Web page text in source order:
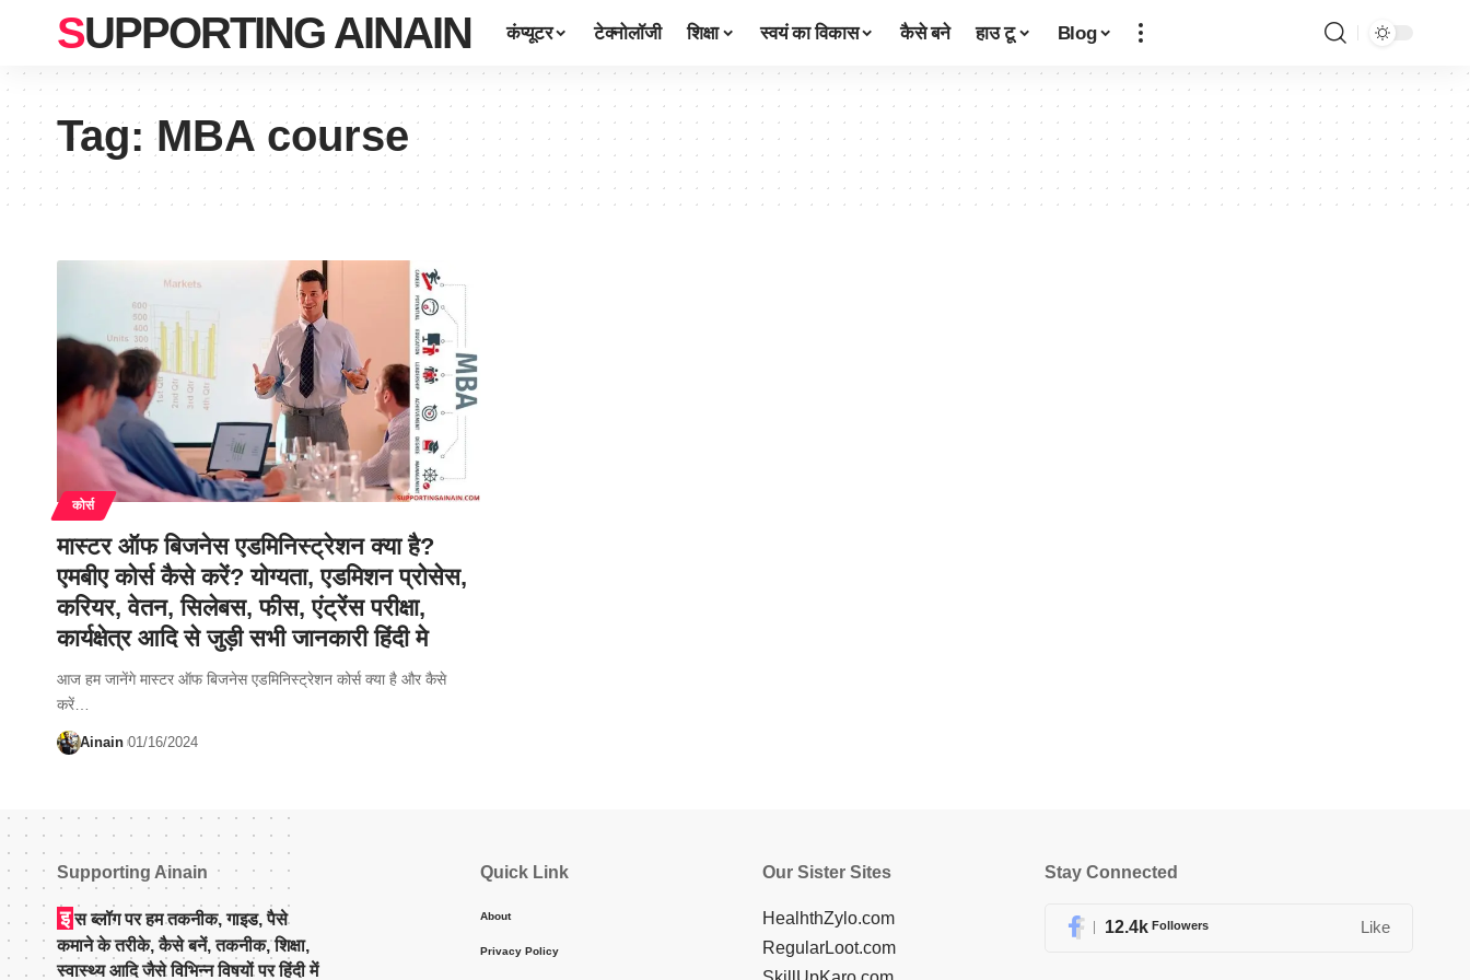
SUPPORTING AINAIN कंप्यूटर टेक्नोलॉजी शिक्षा स्वयं का विकास कैसे बने हाउ टू Blog
Tag:MBA course
कोर्स
मास्टर ऑफ बिजनेस एडमिनिस्ट्रेशन क्या है?
एमबीए कोर्स कैसे करें? योग्यता, एडमिशन प्रोसेस,
करियर, वेतन, सिलेबस, फीस, एंट्रेंस परीक्षा,
कार्यक्षेत्र आदि से जुड़ी सभी जानकारी हिंदी मे
आज हम जानेंगे मास्टर ऑफ बिजनेस एडमिनिस्ट्रेशन कोर्स क्या है और कैसे
करें…
Ainain 01/16/2024
Supporting Ainain
इ स ब्लॉग पर हम तकनीक, गाइड, पैसे
कमाने के तरीके, कैसे बनें, तकनीक, शिक्षा,
स्वास्थ्य आदि जैसे विभिन्न विषयों पर हिंदी में
Quick Link
About
Privacy Policy
Our Sister Sites
HealhthZylo.com
RegularLoot.com
Stay Connected
12.4k Followers Like